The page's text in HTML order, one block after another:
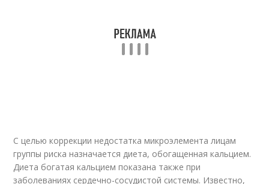
С целью коррекции недостатка микроэлемента лицам
группы риска назначается диета, обогащенная кальцием.
Диета богатая кальцием показана также при
заболеваниях сердечно-сосудистой системы. Известно,